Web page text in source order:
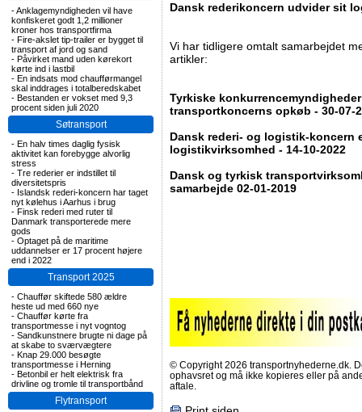
-Anklagemyndigheden vil have
konfiskeret godt 1,2 millioner
kroner hos transportfirma
- Fire-akslet tip-trailer er bygget til
transport af jord og sand
- Påvirket mand uden kørekort
kørte ind i lastbil
- En indsats mod chaufførmangel
skal inddrages i totalberedskabet
- Bestanden er vokset med 9,3
procent siden juli 2020
Søtransport
- En halv times daglig fysisk
aktivitet kan forebygge alvorlig
stress
- Tre rederier er indstillet til
diversitetspris
- Islandsk rederi-koncern har taget
nyt kølehus i Aarhus i brug
- Finsk rederi med ruter til
Danmark transporterede mere
gods
- Optaget på de maritime
uddannelser er 17 procent højere
end i 2022
Transport 2025
- Chauffør skiftede 580 ældre
heste ud med 660 nye
- Chauffør kørte fra
transportmesse i nyt vogntog
- Sandkunstnere brugte ni dage på
at skabe to sværvægtere
- Knap 29.000 besøgte
transportmesse i Herning
- Betonbil er helt elektrisk fra
drivline og tromle til transportbånd
Flytransport
Dansk rederikoncern udvider sit
Vi har tidligere omtalt samarbejdet
artikler:
Tyrkiske
transportkoncerns opkøb - 30-07-
Dansk rederi- og logistik-koncern
logistikvirksomhed - 14-10-2022
Dansk og tyrkisk
samarbejde 02-01-2019
© Copyright 2026 transportnyhederne.dk.
ophavsret og må ikke kopieres eller på
aftale.